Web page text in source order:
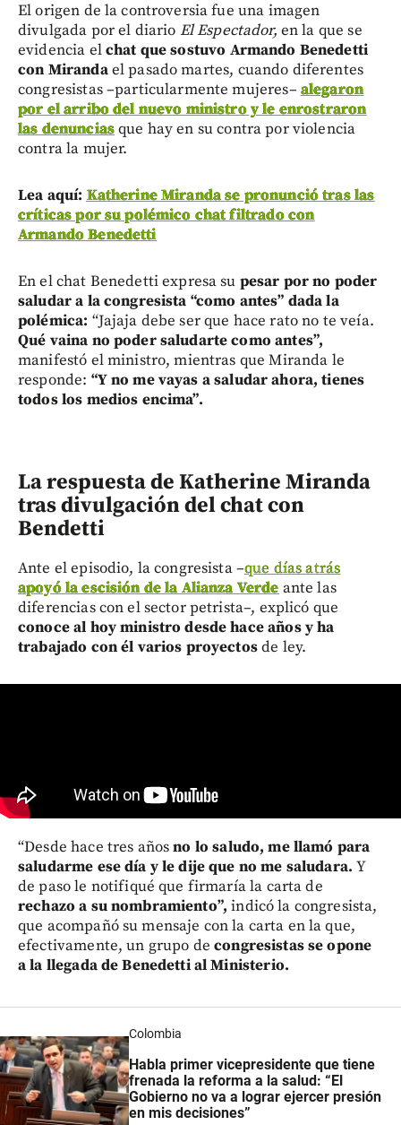
El origen de la controversia fue una imagen
divulgada por el diario El Espectador, en la que se
evidencia elchat que sostuvo Armando Benedetti
con Mirandael pasado martes, cuando diferentes
congresistas –particularmente mujeres– alegaron
por el arribo del nuevo ministro y le enrostraron
las denunciasque hay en su contra por violencia
contra la mujer.
Lea aquí: Katherine Miranda se pronunció tras las
críticas por su polémico chat filtrado con
Armando Benedetti
En el chat Benedetti expresa su pesar por no poder
saludar a la congresista “como antes” dada la
polémica: “Jajaja debe ser que hace rato no te veía.
Qué vaina no poder saludarte como antes”,
manifestó el ministro, mientras que Miranda le
responde: “Y no me vayas a saludar ahora, tienes
todos los medios encima”.
La respuesta de Katherine Miranda
tras divulgación del chat con
Bendetti
Ante el episodio, la congresista –que días atrás
apoyó la escisión de la Alianza Verde ante las
diferencias con el sector petrista–, explicó que
conoce al hoy ministro desde hace años y ha
trabajado con él varios proyectosde ley.
“Desde hace tres añosno lo saludo, me llamó para
saludarme ese día y le dije que no me saludara.Y
de paso le notifiqué que firmaría la carta de
rechazo a su nombramiento”, indicó la congresista,
que acompañó su mensaje con la carta en la que,
efectivamente, un grupo decongresistas se opone
a la llegada de Benedetti al Ministerio.
Colombia
Habla primer vicepresidente que tiene
frenada la reforma a la salud: “El
Gobierno no va a lograr ejercer presión
en mis decisiones”